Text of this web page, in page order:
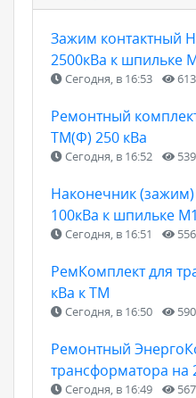
Зажим контактный
2500кВа к шпильке
Сегодня, в 16:53 613
Ремонтный
ТМ(Ф) 250 кВа
Сегодня, в 16:52 539
Наконечник
100кВа к шпильке
Сегодня, в 16:51 556
РемКомплект для
кВа к ТМ
Сегодня, в 16:50 590
Ремонтный
трансформатора на
Сегодня, в 16:49 567